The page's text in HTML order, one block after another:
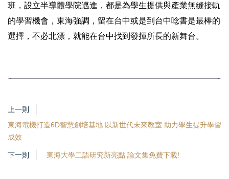
班，設立半導體學院邁進，都是為學生提供與產業無縫接軌
的學習機會，東海強調，留在台中或是到台中唸書是最棒的
選擇，不必北漂，就能在台中找到發揮所長的新舞台。
上一則
東海電機打造6D智慧創培基地 以新世代未來教室 助力學生提升學習
成效
下一則 東海大學二語研究新亮點 論文集免費下載!